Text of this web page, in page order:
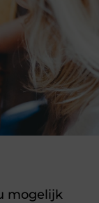
mogelijk